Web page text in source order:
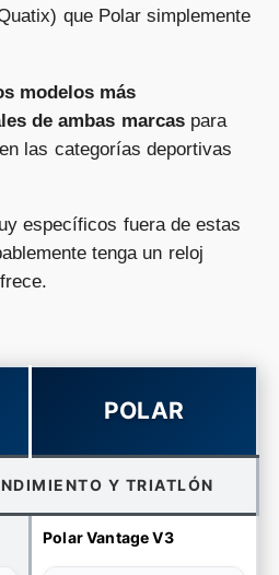
que Polar simplemente
modelos más
de ambas marcaspara
las categorías deportivas
específicos fuera de estas
tenga un reloj
POLAR
Y TRIATLÓN
Polar Vantage V3